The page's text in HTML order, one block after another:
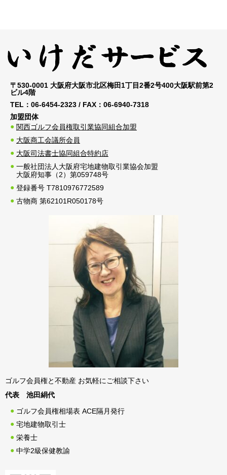
〒530-0001 大阪府大阪市北区梅田1丁目2番2号400大阪駅前第2
ビル4階
TEL： 06-6454-2323 / FAX： 06-6940-7318
加盟団体
関西ゴルフ会員権取引業協同組合加盟
大阪商工会議所会員
大阪司法書士協同組合特約店
一般社団法人大阪府宅地建物取引業協会加盟
大阪府知事（2）第059748号
登録番号 T7810976772589
古物商 第62101R050178号
ゴルフ会員権と不動産 お気軽にご相談下さい
代表 池田絹代
ゴルフ会員権相場表 ACE隔月発行
宅地建物取引士
栄養士
中学2級保健教諭